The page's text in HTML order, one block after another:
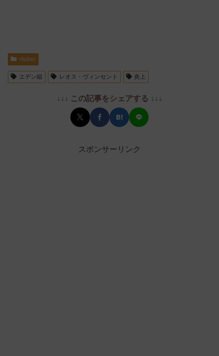
vtuber
エデン組 レオス・ヴィンセント 炎上
↓↓↓ この記事をシェアする ↓↓↓
スポンサーリンク